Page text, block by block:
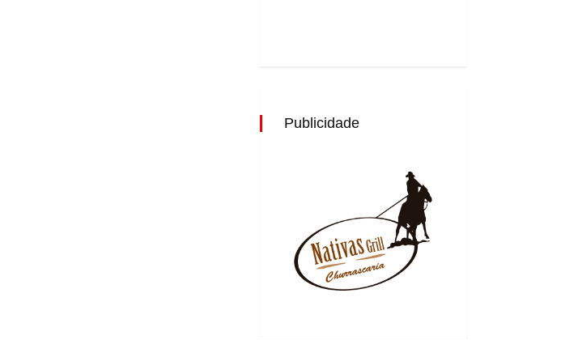
Publicidade